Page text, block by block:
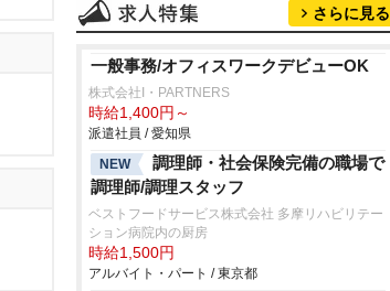
さらに見る
一般事務/オフィスワークデビューOK
株式会社I・PARTNERS
時給1,400円～
派遣社員 / 愛知県
NEW
調理師・社会保険完備の職場で
調理師/調理スタッフ
ベストフードサービス株式会社 多摩リハビリテー
ション病院内の厨房
時給1,500円
アルバイト・パート / 東京都